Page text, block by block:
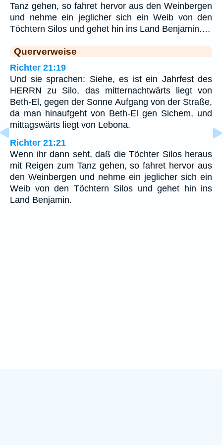
Tanz gehen, so fahret hervor aus den Weinbergen
und nehme ein jeglicher sich ein Weib von den
Töchtern Silos und gehet hin ins Land Benjamin.…
Querverweise
Richter 21:19
Und sie sprachen: Siehe, es ist ein Jahrfest des
HERRN zu Silo, das mitternachtwärts liegt von
Beth-El, gegen der Sonne Aufgang von der Straße,
da man hinaufgeht von Beth-El gen Sichem, und
mittagswärts liegt von Lebona.
Richter 21:21
Wenn ihr dann seht, daß die Töchter Silos heraus
mit Reigen zum Tanz gehen, so fahret hervor aus
den Weinbergen und nehme ein jeglicher sich ein
Weib von den Töchtern Silos und gehet hin ins
Land Benjamin.